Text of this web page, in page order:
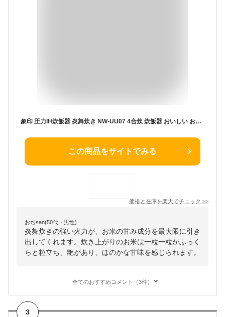
象印 圧力IH炊飯器 炎舞炊き NW-UU07 4合炊 炊飯器 おいしい お米 NWUU07 炊飯ジャー ブラック ホワイト 豪炎かまど釜 ZOJIRUSHI
この商品をサイトでみる
価格と在庫を楽天でチェック >>
おぢsan(50代・男性)
炎舞炊きの強い火力が、お米の甘み成分を最大限に引き
出してくれます。炊き上がりのお米は一粒一粒がふっく
らと粒立ち、艶があり、ほのかな甘味を感じられます。
全てのおすすめコメント（3件）
3